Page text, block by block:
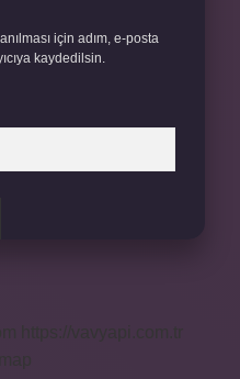
için adım, e-posta
kaydedilsin.